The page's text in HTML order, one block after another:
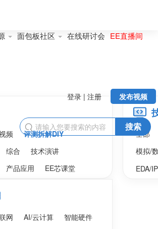
面包板社区 在线研讨会 EE直播间
发布视频
登录 | 注册
 搜索
频
评测拆解DIY
综合
技术演讲
产品应用 EE芯课堂
全部
模拟/
EDA/
网 AI/云计算
智能硬件